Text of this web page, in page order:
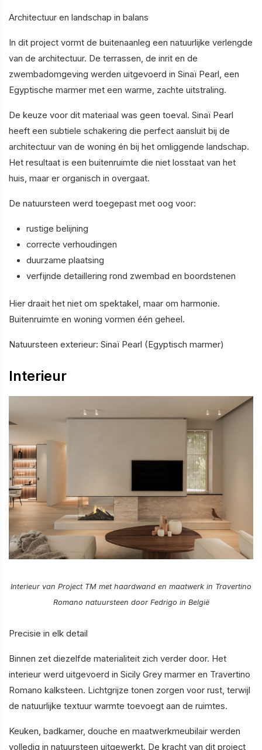
Architectuur en landschap in balans
In dit project vormt de buitenaanleg een natuurlijke verlengde
van de architectuur. De terrassen, de inrit en de
zwembadomgeving werden uitgevoerd in Sinaï Pearl, een
Egyptische marmer met een warme, zachte uitstraling.
De keuze voor dit materiaal was geen toeval. Sinaï Pearl
heeft een subtiele schakering die perfect aansluit bij de
architectuur van de woning én bij het omliggende landschap.
Het resultaat is een buitenruimte die niet losstaat van het
huis, maar er organisch in overgaat.
De natuursteen werd toegepast met oog voor:
rustige belijning
correcte verhoudingen
duurzame plaatsing
verfijnde detaillering rond zwembad en boordstenen
Hier draait het niet om spektakel, maar om harmonie.
Buitenruimte en woning vormen één geheel.
Natuursteen exterieur: Sinaï Pearl (Egyptisch marmer)
Interieur
Interieur van Project TM met haardwand en maatwerk in Travertino
Romano natuursteen door Fedrigo in België
Precisie in elk detail
Binnen zet diezelfde materialiteit zich verder door. Het
interieur werd uitgevoerd in Sicily Grey marmer en Travertino
Romano kalksteen. Lichtgrijze tonen zorgen voor rust, terwijl
de natuurlijke textuur warmte toevoegt aan de ruimtes.
Keuken, badkamer, douche en maatwerkmeubilair werden
volledig in natuursteen uitgewerkt. De kracht van dit project